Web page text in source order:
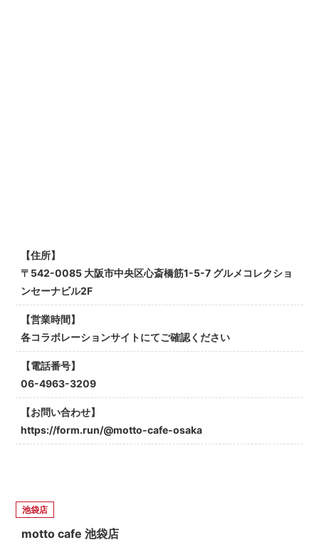
【住所】
〒542-0085 大阪市中央区心斎橋筋1-5-7 グルメコレクショ
ンセーナビル2F
【営業時間】
各コラボレーションサイトにてご確認ください
【電話番号】
06-4963-3209
【お問い合わせ】
https://form.run/@motto-cafe-osaka
池袋店
motto cafe 池袋店